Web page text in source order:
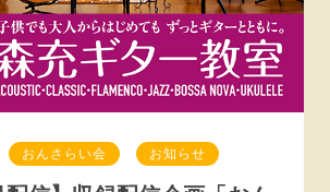
おんさらい会 お知らせ